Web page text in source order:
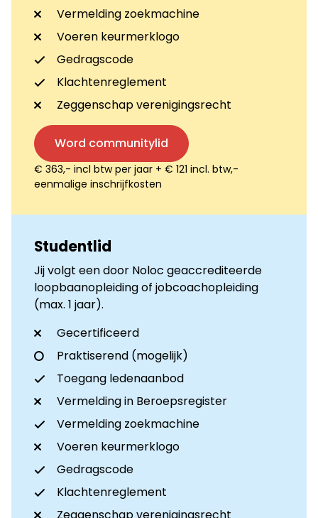
Vermelding zoekmachine
Voeren keurmerklogo
Gedragscode
Klachtenreglement
Zeggenschap verenigingsrecht
Word communitylid
€ 363,- incl btw per jaar + € 121 incl. btw,-
eenmalige inschrijfkosten
Studentlid
Jij volgt een door Noloc geaccrediteerde
loopbaanopleiding of jobcoachopleiding
(max. 1 jaar).
Gecertificeerd
Praktiserend (mogelijk)
Toegang ledenaanbod
Vermelding in Beroepsregister
Vermelding zoekmachine
Voeren keurmerklogo
Gedragscode
Klachtenreglement
Zeggenschap verenigingsrecht